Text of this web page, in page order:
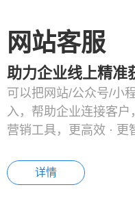
网站客服
助力企业线上精准
可以把网站/公众号/小
入，帮助企业连接客
营销工具，更高效 · 更
详情